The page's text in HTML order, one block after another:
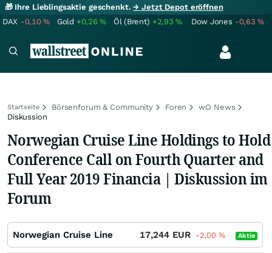
🎁 Ihre Lieblingsaktie geschenkt.→ Jetzt Depot eröffnen
DAX -0,10% Gold +0,26% Öl (Brent) +2,93% Dow Jones -0,63%
Startseite Börsenforum & Community Foren
wO News
Diskussion
Norwegian Cruise Line Holdings to Hold
Conference Call on Fourth Quarter and
Full Year 2019 Financia | Diskussion im
Forum
Norwegian Cruise Line 17,244 EUR -2,00 % Aktie